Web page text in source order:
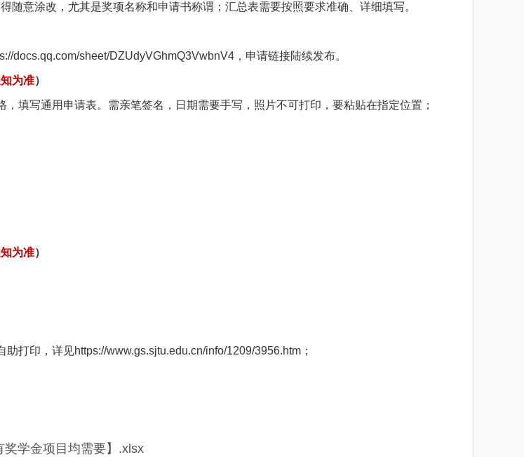
随意涂改，尤其是奖项名称和申请书称谓；汇总表需要按照要求准确、详细填写。
docs.qq.com/sheet/DZUdyVGhmQ3VwbnV4，申请链接陆续发布。
为准）
填写通用申请表。需亲笔签名，日期需要手写，照片不可打印，要粘贴在指定位置；
为准）
打印，详见https://www.gs.sjtu.edu.cn/info/1209/3956.htm；
学金项目均需要】.xlsx